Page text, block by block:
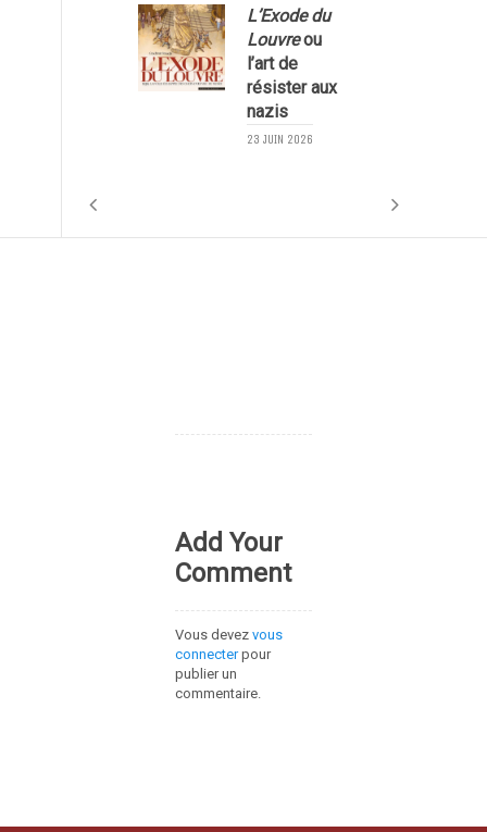
L’Exode du
Louvreou
l’art de
résister aux
nazis
23 JUIN 2026
Add Your
Comment
Vous devez vous
connecterpour
publier un
commentaire.